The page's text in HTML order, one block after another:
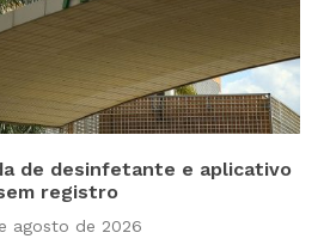
de desinfetante e aplicativo
registro
agosto de 2026